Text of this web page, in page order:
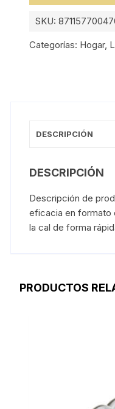
SKU:
Categorías: Hogar,
DESCRIPCIÓN
DESCRIPCIÓN
Descripción de
eficacia en formato
la cal de forma
PRODUCTOS